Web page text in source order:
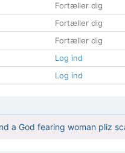
Fortæller dig
Fortæller dig
Fortæller dig
Log ind
Log ind
a God fearing woman pliz